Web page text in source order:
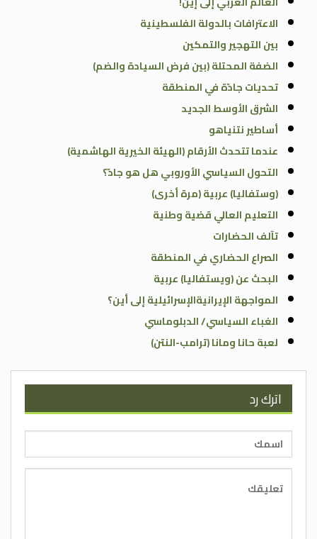
الاعترافات بالدولة الفلسطينية
بين التهجير والتمكين
الضفة المحتلة (بين فرض السيادة والضم)
تحديات جادّة في المنطقة
الشرق الأوسط الجديد
أساطير نتنياهو
عندما تتحدث الأرقام (الهيئة الخيرية الهاشمية)
التحول السياسي الأوروبي هل هو جادّ؟
(وستفاليا) عربية (مرة أخرى)
التعليم العالي قضية وطنية
تآلف الحضارات
الصراع الحضاري في المنطقة
البحث عن (ويستفاليا) عربية
المواجهة الإيرانيةالإسرائيلية إلى أين؟
الغباء السياسي/ الدبلوماسي
لعبة حانا ومانا (ترامب-النتن)
اترك رد